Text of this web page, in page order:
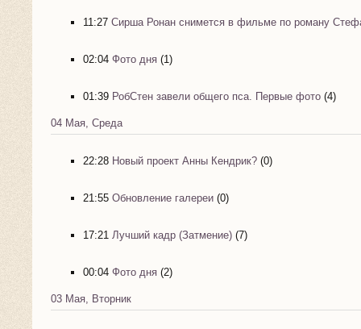
11:27 Сирша Ронан снимется в фильме по роману
02:04 Фото дня (1)
01:39 РобСтен завели общего пса. Первые фото (4)
04 Мая, Среда
22:28 Новый проект Анны Кендрик? (0)
21:55 Обновление галереи (0)
17:21 Лучший кадр (Затмение) (7)
00:04 Фото дня (2)
03 Мая, Вторник